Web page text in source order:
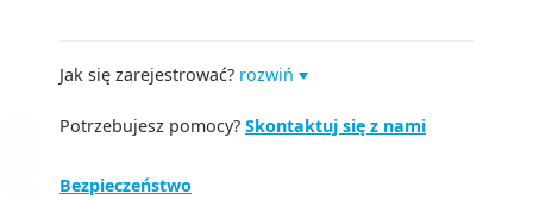
Jak się zarejestrować? rozwiń
Potrzebujesz pomocy? Skontaktuj się z nami
Bezpieczeństwo